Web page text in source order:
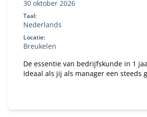
30 oktober 2026
Taal:
Nederlands
Locatie:
Breukelen
De essentie van bedrijfskunde in 1
Ideaal als jij als manager een steeds